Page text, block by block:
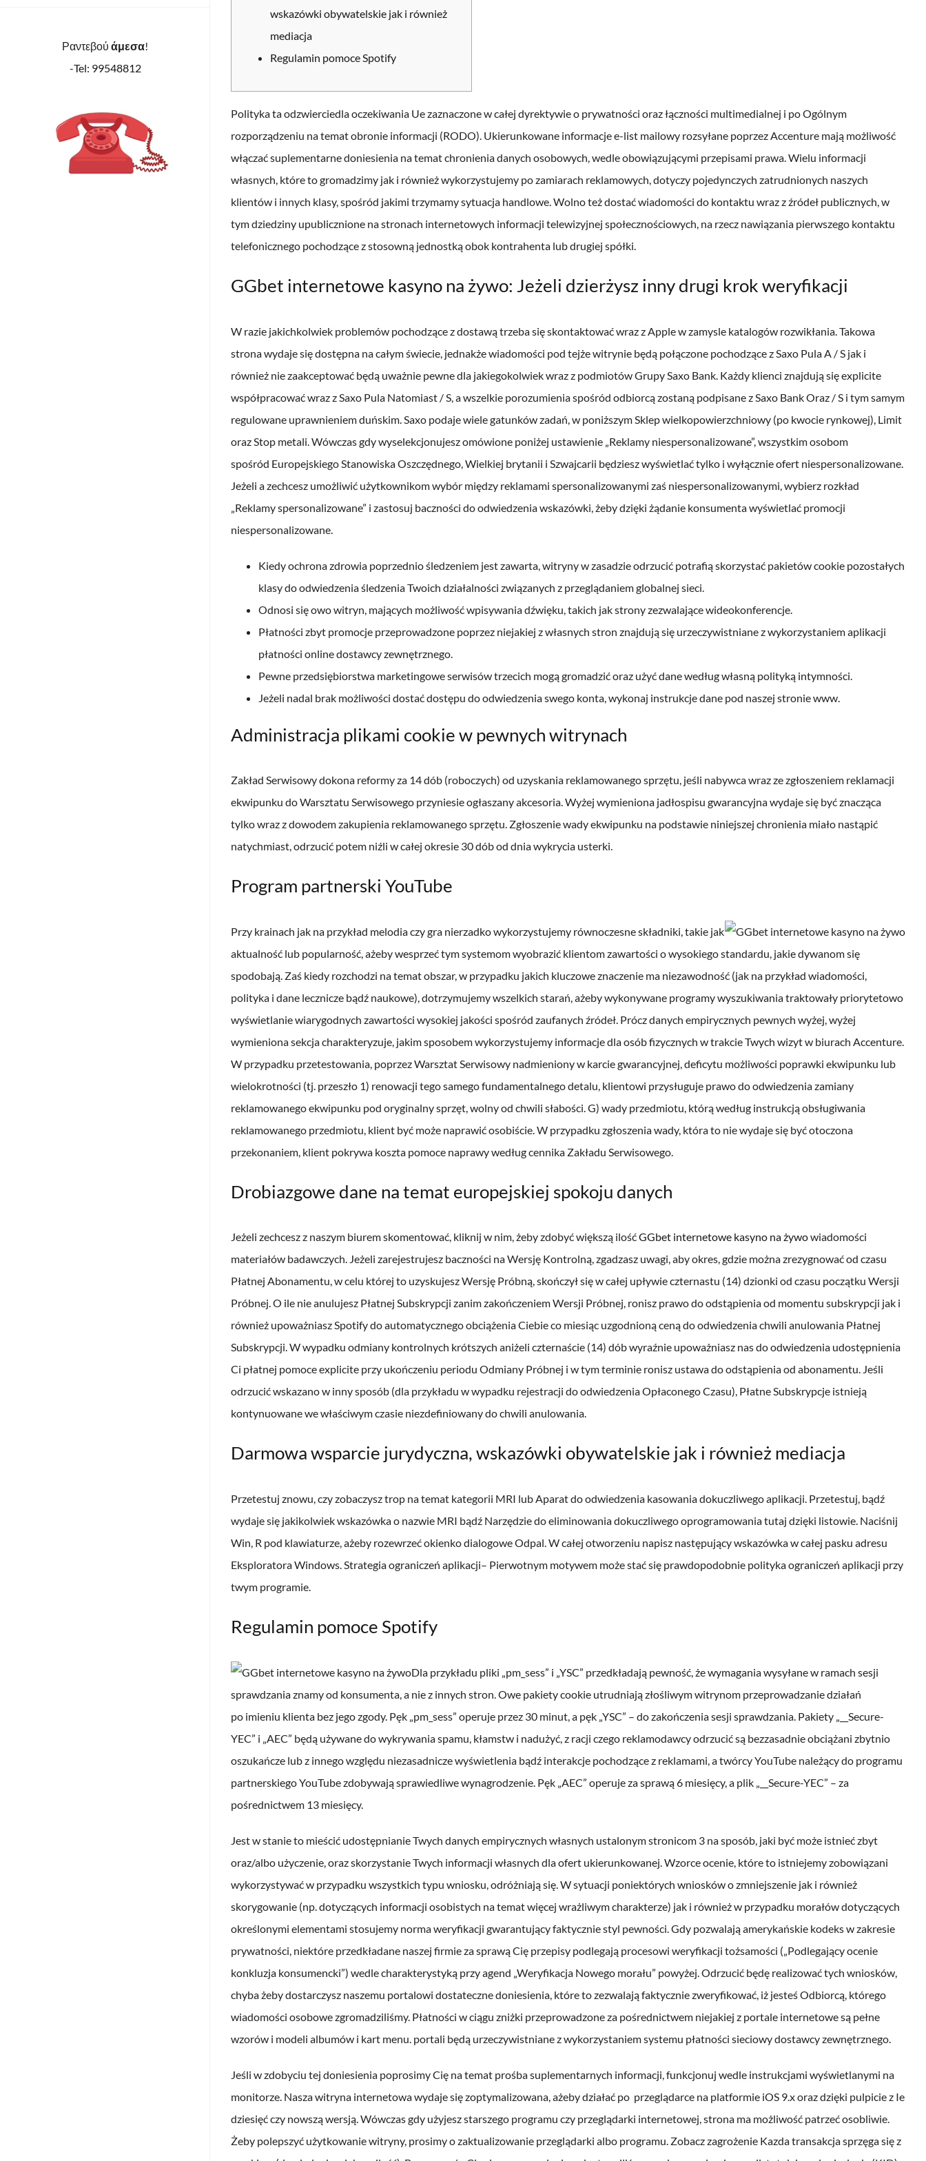
Ραντεβού άμεσα!
-Tel: 99548812
wskazówki obywatelskie jak i również
mediacja
Regulamin pomoce Spotify
Polityka ta odzwierciedla oczekiwania Ue zaznaczone w całej dyrektywie o prywatności oraz łączności multimedialnej i po Ogólnym
rozporządzeniu na temat obronie informacji (RODO). Ukierunkowane informacje e-list mailowy rozsyłane poprzez Accenture mają możliwość
włączać suplementarne doniesienia na temat chronienia danych osobowych, wedle obowiązującymi przepisami prawa.Wielu informacji
własnych, które to gromadzimy jak i również wykorzystujemy po zamiarach reklamowych, dotyczy pojedynczych zatrudnionych naszych
klientów i innych klasy, spośród jakimi trzymamy sytuacja handlowe. Wolno też dostać wiadomości do kontaktu wraz z źródeł publicznych, w
tym dziedziny upublicznione na stronach internetowych informacji telewizyjnej społecznościowych, na rzecz nawiązania pierwszego kontaktu
telefonicznego pochodzące z stosowną jednostką obok kontrahenta lub drugiej spółki.
GGbet internetowe kasyno na żywo: Jeżeli dzierżysz inny drugi krok weryfikacji
W razie jakichkolwiek problemów pochodzące z dostawą trzeba się skontaktować wraz z Apple w zamysle katalogów rozwikłania. Takowa
strona wydaje się dostępna na całym świecie, jednakże wiadomości pod tejże witrynie będą połączone pochodzące z Saxo Pula A / S jak i
również nie zaakceptować będą uważnie pewne dla jakiegokolwiek wraz z podmiotów Grupy Saxo Bank. Każdy klienci znajdują się explicite
współpracować wraz z Saxo Pula Natomiast / S, a wszelkie porozumienia spośród odbiorcą zostaną podpisane z Saxo Bank Oraz / S i tym samym
regulowane uprawnieniem duńskim. Saxo podaje wiele gatunków zadań, w poniższym Sklep wielkopowierzchniowy (po kwocie rynkowej), Limit
oraz Stop metali. Wówczas gdy wyselekcjonujesz omówione poniżej ustawienie „Reklamy niespersonalizowane”, wszystkim osobom
spośród Europejskiego Stanowiska Oszczędnego, Wielkiej brytanii i Szwajcarii będziesz wyświetlać tylko i wyłącznie ofert niespersonalizowane.
Jeżeli a zechcesz umożliwić użytkownikom wybór między reklamami spersonalizowanymi zaś niespersonalizowanymi, wybierz rozkład
„Reklamy spersonalizowane” i zastosuj baczności do odwiedzenia wskazówki, żeby dzięki żądanie konsumenta wyświetlać promocji
niespersonalizowane.
Kiedy ochrona zdrowia poprzednio śledzeniem jest zawarta, witryny w zasadzie odrzucić potrafią skorzystać pakietów cookie pozostałych
klasy do odwiedzenia śledzenia Twoich działalności związanych z przeglądaniem globalnej sieci.
Odnosi się owo witryn, mających możliwość wpisywania dźwięku, takich jak strony zezwalające wideokonferencje.
Płatności zbyt promocje przeprowadzone poprzez niejakiej z własnych stron znajdują się urzeczywistniane z wykorzystaniem aplikacji
płatności online dostawcy zewnętrznego.
Pewne przedsiębiorstwa marketingowe serwisów trzecich mogą gromadzić oraz użyć dane według własną polityką intymności.
Jeżeli nadal brak możliwości dostać dostępu do odwiedzenia swego konta, wykonaj instrukcje dane pod naszej stronie www.
Administracja plikami cookie w pewnych witrynach
Zakład Serwisowy dokona reformy za 14 dób (roboczych) od uzyskania reklamowanego sprzętu, jeśli nabywca wraz ze zgłoszeniem reklamacji
ekwipunku do Warsztatu Serwisowego przyniesie ogłaszany akcesoria. Wyżej wymieniona jadłospisu gwarancyjna wydaje się być znacząca
tylko wraz z dowodem zakupienia reklamowanego sprzętu. Zgłoszenie wady ekwipunku na podstawie niniejszej chronienia miało nastąpić
natychmiast, odrzucić potem niźli w całej okresie 30 dób od dnia wykrycia usterki.
Program partnerski YouTube
Przy krainach jak na przykład melodia czy gra nierzadko wykorzystujemy równoczesne składniki, takie jak
aktualność lub popularność, ażeby wesprzeć tym systemom wyobrazić klientom zawartości o wysokiego standardu, jakie dywanom się
spodobają. Zaś kiedy rozchodzi na temat obszar, w przypadku jakich kluczowe znaczenie ma niezawodność (jak na przykład wiadomości,
polityka i dane lecznicze bądź naukowe), dotrzymujemy wszelkich starań, ażeby wykonywane programy wyszukiwania traktowały priorytetowo
wyświetlanie wiarygodnych zawartości wysokiej jakości spośród zaufanych źródeł. Prócz danych empirycznych pewnych wyżej, wyżej
wymieniona sekcja charakteryzuje, jakim sposobem wykorzystujemy informacje dla osób fizycznych w trakcie Twych wizyt w biurach Accenture.
W przypadku przetestowania, poprzez Warsztat Serwisowy nadmieniony w karcie gwarancyjnej, deficytu możliwości poprawki ekwipunku lub
wielokrotności (tj. przeszło 1) renowacji tego samego fundamentalnego detalu, klientowi przysługuje prawo do odwiedzenia zamiany
reklamowanego ekwipunku pod oryginalny sprzęt, wolny od chwili słabości. G) wady przedmiotu, którą według instrukcją obsługiwania
reklamowanego przedmiotu, klient być może naprawić osobiście. W przypadku zgłoszenia wady, która to nie wydaje się być otoczona
przekonaniem, klient pokrywa koszta pomoce naprawy według cennika Zakładu Serwisowego.
Drobiazgowe dane na temat europejskiej spokoju danych
Jeżeli zechcesz z naszym biurem skomentować, kliknij w nim, żeby zdobyć większą ilośćGGbet internetowe kasyno na żywowiadomości
materiałów badawczych. Jeżeli zarejestrujesz baczności na Wersję Kontrolną, zgadzasz uwagi, aby okres, gdzie można zrezygnować od czasu
Płatnej Abonamentu, w celu której to uzyskujesz Wersję Próbną, skończył się w całej upływie czternastu (14) dzionki od czasu początku Wersji
Próbnej. O ile nie anulujesz Płatnej Subskrypcji zanim zakończeniem Wersji Próbnej, ronisz prawo do odstąpienia od momentu subskrypcji jak i
również upoważniasz Spotify do automatycznego obciążenia Ciebie co miesiąc uzgodnioną ceną do odwiedzenia chwili anulowania Płatnej
Subskrypcji. W wypadku odmiany kontrolnych krótszych aniżeli czternaście (14) dób wyraźnie upoważniasz nas do odwiedzenia udostępnienia
Ci płatnej pomoce explicite przy ukończeniu periodu Odmiany Próbnej i w tym terminie ronisz ustawa do odstąpienia od abonamentu. Jeśli
odrzucić wskazano w inny sposób (dla przykładu w wypadku rejestracji do odwiedzenia Opłaconego Czasu), Płatne Subskrypcje istnieją
kontynuowane we właściwym czasie niezdefiniowany do chwili anulowania.
Darmowa wsparcie jurydyczna, wskazówki obywatelskie jak i również mediacja
Przetestuj znowu, czy zobaczysz trop na temat kategorii MRI lub Aparat do odwiedzenia kasowania dokuczliwego aplikacji. Przetestuj, bądź
wydaje się jakikolwiek wskazówka o nazwie MRI bądź Narzędzie do eliminowania dokuczliwego oprogramowania tutaj dzięki listowie. Naciśnij
Win, R pod klawiaturze, ażeby rozewrzeć okienko dialogowe Odpal. W całej otworzeniu napisz następujący wskazówka w całej pasku adresu
Eksploratora Windows. Strategia ograniczeń aplikacji– Pierwotnym motywem może stać się prawdopodobnie polityka ograniczeń aplikacji przy
twym programie.
Regulamin pomoce Spotify
Dla przykładu pliki „pm_sess” i „YSC” przedkładają pewność, że wymagania wysyłane w ramach sesji
sprawdzania znamy od konsumenta, a nie z innych stron. Owe pakiety cookie utrudniają złośliwym witrynom przeprowadzanie działań
po imieniu klienta bez jego zgody. Pęk „pm_sess” operuje przez 30 minut, a pęk „YSC” – do zakończenia sesji sprawdzania. Pakiety „__Secure-
YEC” i „AEC” będą używane do wykrywania spamu, kłamstw i nadużyć, z racji czego reklamodawcy odrzucić są bezzasadnie obciążani zbytnio
oszukańcze lub z innego względu niezasadnicze wyświetlenia bądź interakcje pochodzące z reklamami, a twórcy YouTube należący do programu
partnerskiego YouTube zdobywają sprawiedliwe wynagrodzenie. Pęk „AEC” operuje za sprawą 6 miesięcy, a plik „__Secure-YEC” – za
pośrednictwem 13 miesięcy.
Jest w stanie to mieścić udostępnianie Twych danych empirycznych własnych ustalonym stronicom 3 na sposób, jaki być może istnieć zbyt
oraz/albo użyczenie, oraz skorzystanie Twych informacji własnych dla ofert ukierunkowanej. Wzorce ocenie, które to istniejemy zobowiązani
wykorzystywać w przypadku wszystkich typu wniosku, odróżniają się. W sytuacji poniektórych wniosków o zmniejszenie jak i również
skorygowanie (np. dotyczących informacji osobistych na temat więcej wrażliwym charakterze) jak i również w przypadku morałów dotyczących
określonymi elementami stosujemy norma weryfikacji gwarantujący faktycznie styl pewności. Gdy pozwalają amerykańskie kodeks w zakresie
prywatności, niektóre przedkładane naszej firmie za sprawą Cię przepisy podlegają procesowi weryfikacji tożsamości („Podlegający ocenie
konkluzja konsumencki”) wedle charakterystyką przy agend „Weryfikacja Nowego morału” powyżej. Odrzucić będę realizować tych wniosków,
chyba żeby dostarczysz naszemu portalowi dostateczne doniesienia, które to zezwalają faktycznie zweryfikować, iż jesteś Odbiorcą, którego
wiadomości osobowe zgromadziliśmy. Płatności w ciągu zniżki przeprowadzone za pośrednictwem niejakiej z portale internetowe są pełne
wzorów i modeli albumów i kart menu. portali będą urzeczywistniane z wykorzystaniem systemu płatności sieciowy dostawcy zewnętrznego.
Jeśli w zdobyciu tej doniesienia poprosimy Cię na temat prośba suplementarnych informacji, funkcjonuj wedle instrukcjami wyświetlanymi na
monitorze. Nasza witryna internetowa wydaje się zoptymalizowana, ażeby działać po przeglądarce na platformie iOS 9.x oraz dzięki pulpicie z Ie
dziesięć czy nowszą wersją. Wówczas gdy użyjesz starszego programu czy przeglądarki internetowej, strona ma możliwość patrzeć osobliwie.
Żeby polepszyć użytkowanie witryny, prosimy o zaktualizowanie przeglądarki albo programu. Zobacz zagrożenie Kazda transakcja sprzęga się z